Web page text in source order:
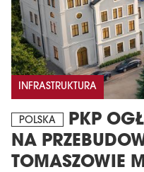
INFRASTRUKTURA
POLSKA
PKP
NA
TOMASZOWIE